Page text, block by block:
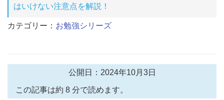
はいけない注意点を解説！
カテゴリー： お勉強シリーズ
公開日：2024年10月3日
この記事は約 8 分で読めます。